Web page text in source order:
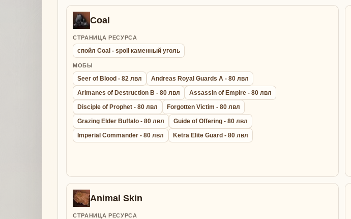
Coal
СТРАНИЦА РЕСУРСА
спойл Coal - spoil каменный уголь
МОБЫ
Seer of Blood - 82 лвл
Andreas Royal Guards A - 80 лвл
Arimanes of Destruction B - 80 лвл
Assassin of Empire - 80 лвл
Disciple of Prophet - 80 лвл
Forgotten Victim - 80 лвл
Grazing Elder Buffalo - 80 лвл
Guide of Offering - 80 лвл
Imperial Commander - 80 лвл
Ketra Elite Guard - 80 лвл
Animal Skin
СТРАНИЦА РЕСУРСА